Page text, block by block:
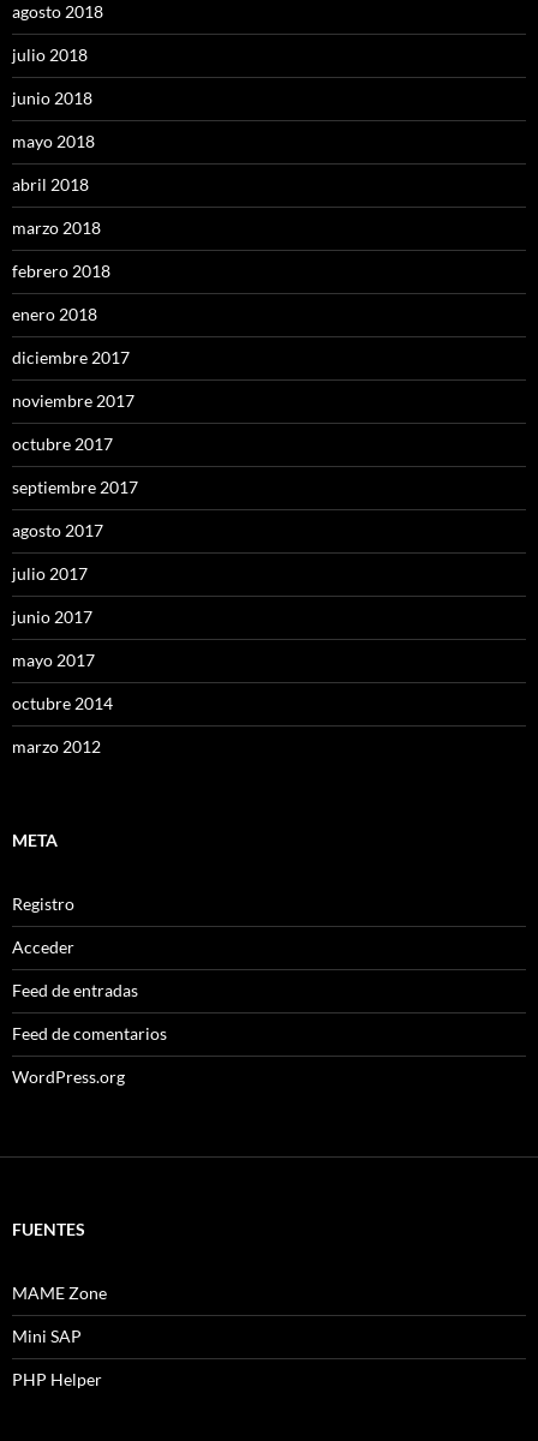
agosto 2018
julio 2018
junio 2018
mayo 2018
abril 2018
marzo 2018
febrero 2018
enero 2018
diciembre 2017
noviembre 2017
octubre 2017
septiembre 2017
agosto 2017
julio 2017
junio 2017
mayo 2017
octubre 2014
marzo 2012
META
Registro
Acceder
Feed de entradas
Feed de comentarios
WordPress.org
FUENTES
MAME Zone
Mini SAP
PHP Helper